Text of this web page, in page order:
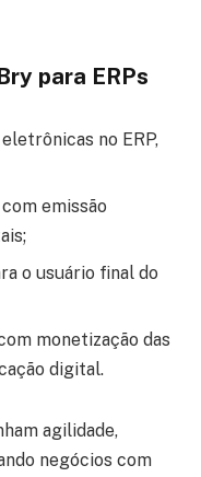
para ERPs
no ERP,
emissão
o usuário final do
monetização das
digital.
agilidade,
negócios com